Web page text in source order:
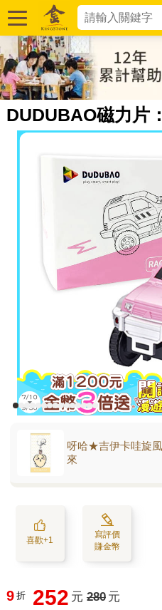
DUDUBAO磁力片
呀哈★吉伊卡哇旋
來
喜歡+1
寫評價
賺金幣
9 折 252 元 280 元